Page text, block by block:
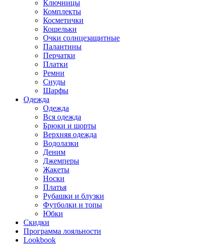
Ключницы
Комплекты
Косметички
Кошельки
Очки солнцезащитные
Палантины
Перчатки
Платки
Ремни
Снуды
Шарфы
Одежда
Одежда
Вся одежда
Брюки и шорты
Верхняя одежда
Водолазки
Деним
Джемперы
Жакеты
Носки
Платья
Рубашки и блузки
Футболки и топы
Юбки
Скидки
Программа лояльности
Lookbook